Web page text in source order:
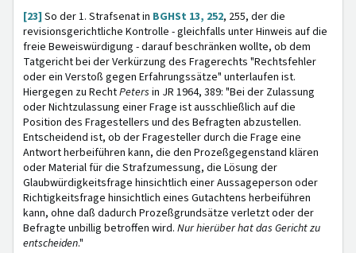
[23] So der 1. Strafsenat in BGHSt 13, 252, 255, der die
revisionsgerichtliche Kontrolle - gleichfalls unter Hinweis auf die
freie Beweiswürdigung - darauf beschränken wollte, ob dem
Tatgericht bei der Verkürzung des Fragerechts "Rechtsfehler
oder ein Verstoß gegen Erfahrungssätze" unterlaufen ist.
Hiergegen zu RechtPeters in JR 1964, 389: "Bei der Zulassung
oder Nichtzulassung einer Frage ist ausschließlich auf die
Position des Fragestellers und des Befragten abzustellen.
Entscheidend ist, ob der Fragesteller durch die Frage eine
Antwort herbeiführen kann, die den Prozeßgegenstand klären
oder Material für die Strafzumessung, die Lösung der
Glaubwürdigkeitsfrage hinsichtlich einer Aussageperson oder
Richtigkeitsfrage hinsichtlich eines Gutachtens herbeiführen
kann, ohne daß dadurch Prozeßgrundsätze verletzt oder der
Befragte unbillig betroffen wird. Nur hierüber hat das Gericht zu
entscheiden."